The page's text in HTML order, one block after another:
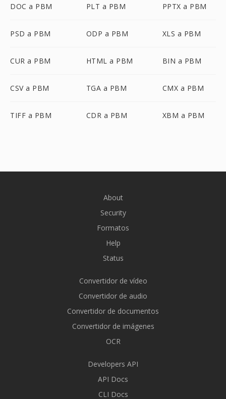
DOC a PBM PLT a PBM PPTX a PBM
PSD a PBM ODP a PBM XLS a PBM
CUR a PBM HTML a PBM BIN a PBM
CSV a PBM TGA a PBM CMX a PBM
TIFF a PBM CDR a PBM XBM a PBM
About
Security
Formatos
Help
Status
Convertidor de vídeo
Convertidor de audio
Convertidor de documentos
Convertidor de imágenes
OCR
Developers API
API Docs
CLI Docs